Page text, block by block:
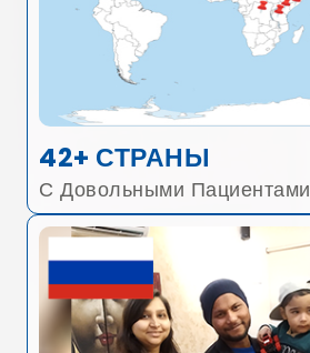
42+ СТРАНЫ
С Довольными Пациентами